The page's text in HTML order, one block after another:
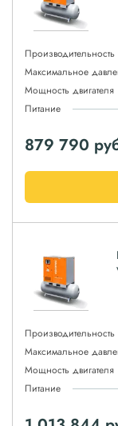
Производительность
Максимальное
Мощность двигателя
Питание
879 790
Производительность
Максимальное
Мощность двигателя
Питание